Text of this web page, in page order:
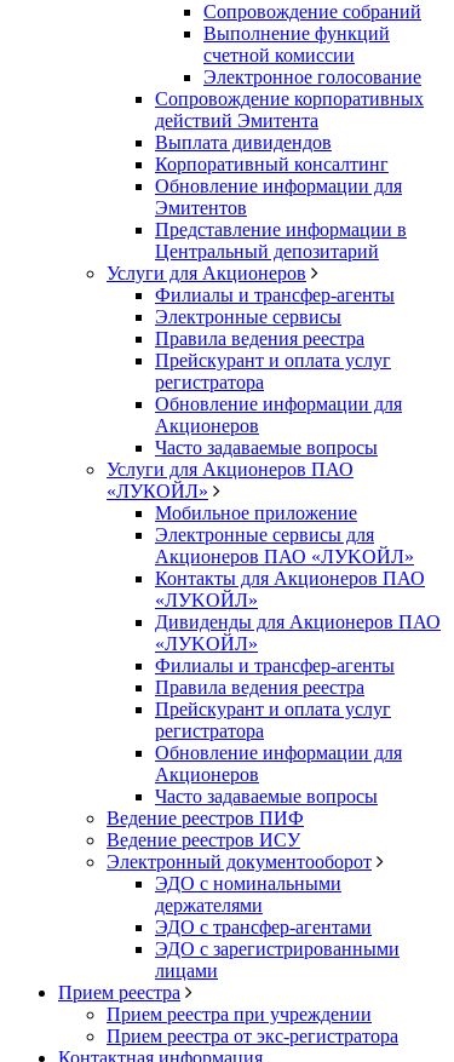
Сопровождение собраний
Выполнение функций
счетной комиссии
Электронное голосование
Сопровождение корпоративных
действий Эмитента
Выплата дивидендов
Корпоративный консалтинг
Обновление информации для
Эмитентов
Представление информации в
Центральный депозитарий
Услуги для Акционеров
Филиалы и трансфер-агенты
Электронные сервисы
Правила ведения реестра
Прейскурант и оплата услуг
регистратора
Обновление информации для
Акционеров
Часто задаваемые вопросы
Услуги для Акционеров ПАО
«ЛУКОЙЛ»
Мобильное приложение
Электронные сервисы для
Акционеров ПАО «ЛУKOЙЛ»
Контакты для Акционеров ПАО
«ЛУKOЙЛ»
Дивиденды для Акционеров ПАО
«ЛУKOЙЛ»
Филиалы и трансфер-агенты
Правила ведения реестра
Прейскурант и оплата услуг
регистратора
Обновление информации для
Акционеров
Часто задаваемые вопросы
Ведение реестров ПИФ
Ведение реестров ИСУ
Электронный документооборот
ЭДО с номинальными
держателями
ЭДО с трансфер-агентами
ЭДО с зарегистрированными
лицами
Прием реестра
Прием реестра при учреждении
Прием реестра от экс-регистратора
Контактная информация